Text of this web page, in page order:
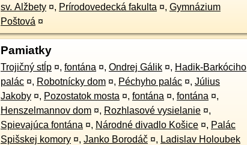
sv. Alžbety ¤, Prírodovedecká fakulta ¤, Gymnázium
Poštová ¤
Pamiatky
Trojičný stĺp ¤, fontána ¤, Ondrej Gálik ¤, Hadik-Barkóciho
palác ¤, Robotnícky dom ¤, Péchyho palác ¤, Július
Jakoby ¤, Pozostatok mosta ¤, fontána ¤, fontána ¤,
Henszelmannov dom ¤, Rozhlasové vysielanie ¤,
Spievajúca fontána ¤, Národné divadlo Košice ¤, Palác
Spišskej komory ¤, Janko Borodáč ¤, Ladislav Holoubek